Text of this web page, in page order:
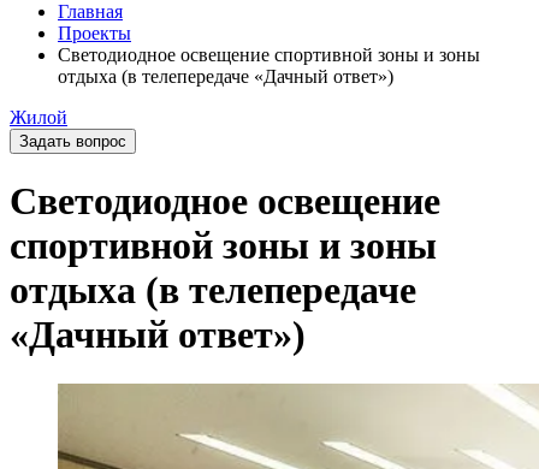
Главная
Проекты
Светодиодное освещение спортивной зоны и зоны
отдыха (в телепередаче «Дачный ответ»)
Жилой
Задать вопрос
Светодиодное освещение
спортивной зоны и зоны
отдыха (в телепередаче
«Дачный ответ»)